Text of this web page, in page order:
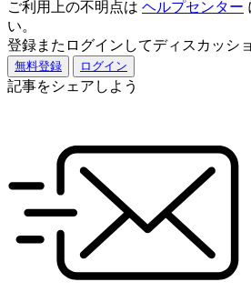
ご利用上の不明点は ヘルプセンター
い。
登録またログインしてディスカッシ
無料登録 ログイン
記事をシェアしよう